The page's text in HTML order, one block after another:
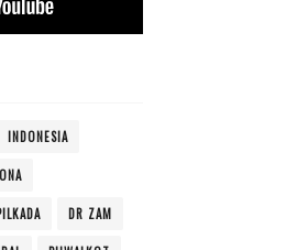
INDONESIA
DR ZAM